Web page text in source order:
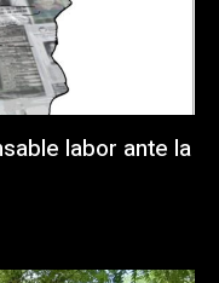
labor ante la